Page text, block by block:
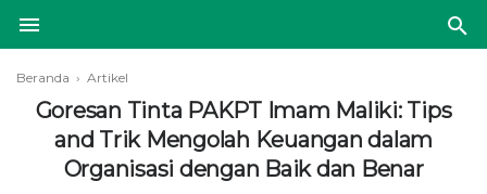
Beranda › Artikel
Goresan Tinta PAKPT Imam Maliki: Tips
and Trik Mengolah Keuangan dalam
Organisasi dengan Baik dan Benar